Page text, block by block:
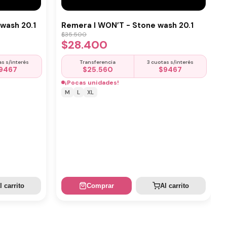
20.1
s/interés
carrito
Remera I WON’T - Stone wash 20.1
$35.500
$28.400
Transferencia
$25.560
3 cuotas s/interés
$9467
¡Pocas unidades!
M L XL
Comprar Al carrito